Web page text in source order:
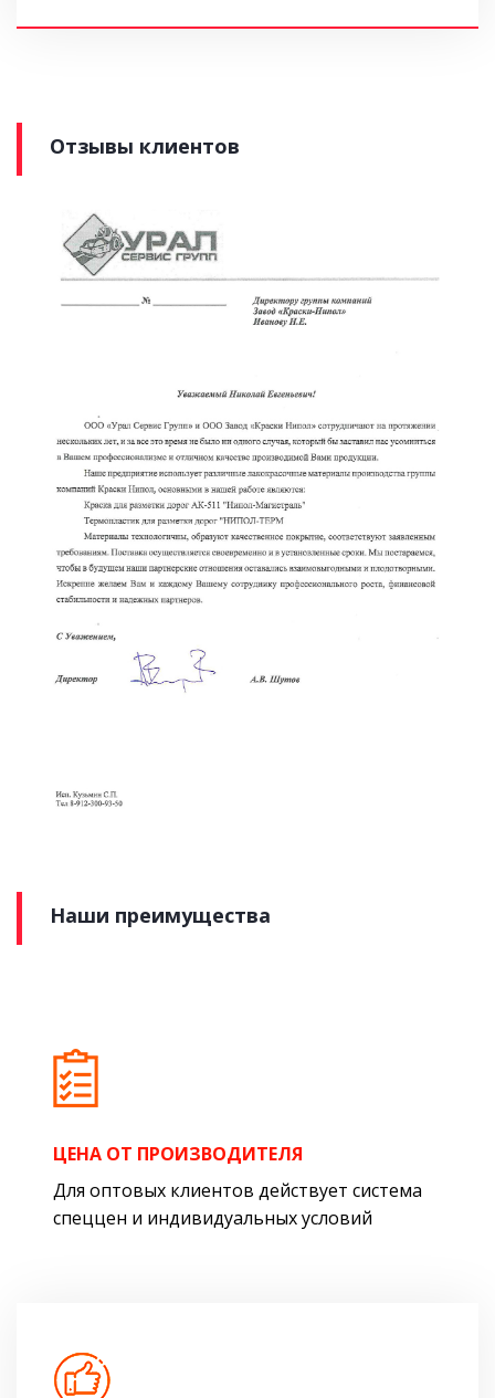
Отзывы клиентов
Наши преимущества
ЦЕНА ОТ ПРОИЗВОДИТЕЛЯ
Для оптовых клиентов действует система
спеццен и индивидуальных условий